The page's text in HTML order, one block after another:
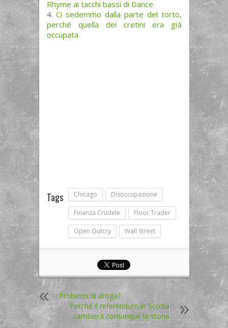
Rhyme ai tacchi bassi di Dance
Ci sedemmo dalla parte del torto,
perché quella dei cretini era già
occupata
Tags Chicago Disoccupazione
Finanza Crudele Floor Trader
Open Outcry Wall Street
Problemi di droga?
Perché il referendum in Scozia
cambierà comunque la storia